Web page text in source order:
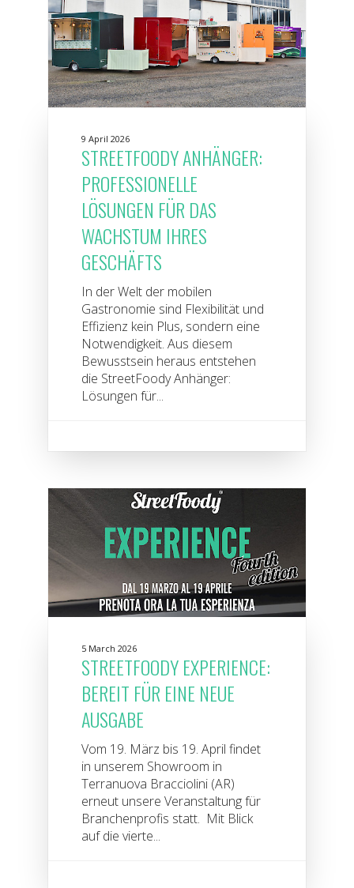
9 April 2026
STREETFOODY ANHÄNGER:
PROFESSIONELLE
LÖSUNGEN FÜR DAS
WACHSTUM IHRES
GESCHÄFTS
In der Welt der mobilen
Gastronomie sind Flexibilität und
Effizienz kein Plus, sondern eine
Notwendigkeit. Aus diesem
Bewusstsein heraus entstehen
die StreetFoody Anhänger:
Lösungen für...
5 March 2026
STREETFOODY EXPERIENCE:
BEREIT FÜR EINE NEUE
AUSGABE
Vom 19. März bis 19. April findet
in unserem Showroom in
Terranuova Bracciolini (AR)
erneut unsere Veranstaltung für
Branchenprofis statt. Mit Blick
auf die vierte...